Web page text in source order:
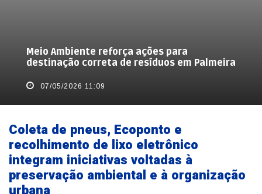
Meio Ambiente reforça ações para
destinação correta de resíduos em Palmeira
07/05/2026 11:09
Coleta de pneus, Ecoponto e
recolhimento de lixo eletrônico
integram iniciativas voltadas à
preservação ambiental e à organização